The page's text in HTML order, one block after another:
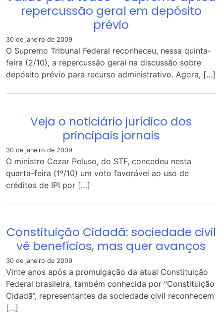
repercussão geral em depósito
prévio
30 de janeiro de 2009
O Supremo Tribunal Federal reconheceu, nessa quinta-
feira (2/10), a repercussão geral na discussão sobre
depósito prévio para recurso administrativo. Agora, […]
Veja o noticiário jurídico dos
principais jornais
30 de janeiro de 2009
O ministro Cezar Peluso, do STF, concedeu nesta
quarta-feira (1º/10) um voto favorável ao uso de
créditos de IPI por […]
Constituição Cidadã: sociedade civil
vê benefícios, mas quer avanços
30 de janeiro de 2009
Vinte anos após a promulgação da atual Constituição
Federal brasileira, também conhecida por “Constituição
Cidadã”, representantes da sociedade civil reconhecem
[…]